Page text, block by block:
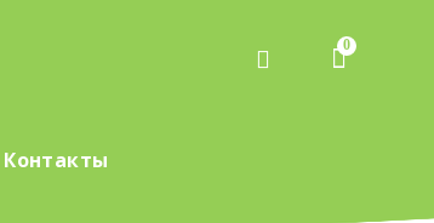
0
Контакты